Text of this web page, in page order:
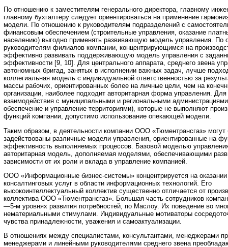
По отношению к заместителям генерального директора, главному
главному бухгалтеру следует ориентироваться на применение
модели. По отношению к руководителям подразделений с
финансовым обеспечением (строительные управления, оказание
населению) выгодно применять развивающую модель управления. По
руководителям филиалов компании, концентрирующимся на
эффективно развивать поддерживающую модель управления с
эффективности [9, 10]. Для центрального аппарата, среднего звена
автономных бригад, занятых в исполнении важных задач, лучше
коллегиальная модель с индивидуальной ответственностью за
массы рабочих, ориентированных более на личные цели, чем на
организации, наиболее подходит авторитарная форма управления. Для
взаимодействия с муниципальными и региональными
обеспечение и управление территориями), которые не выполняют
функций компании, допустимо использование опекающей модели.
Таким образом, в деятельности компании ООО «Тюментрансгаз» могут
задействованы различные модели управления, ориентированные на
эффективность выполняемых процессов. Базовой моделью
авторитарная модель, дополняемая моделями, обеспечивающими
зависимости от их роли и вклада в управление компанией.
ООО «Информационные бизнес-системы» концентрируется на оказании
консалтинговых услуг в области информационных технологий. Его
высокоинтеллектуальный коллектив существенно отличается от
коллектива ООО «Тюментрансгаз». Большая часть сотрудников
—5-м уровнях развития потребностей, по Маслоу. Их поведение во
нематериальными стимулами. Индивидуальные мотиваторы
чувства принадлежности, уважения и самоактуализации.
В отношениях между специалистами, консультантами, менеджерами
менеджерами и линейными руководителями среднего звена